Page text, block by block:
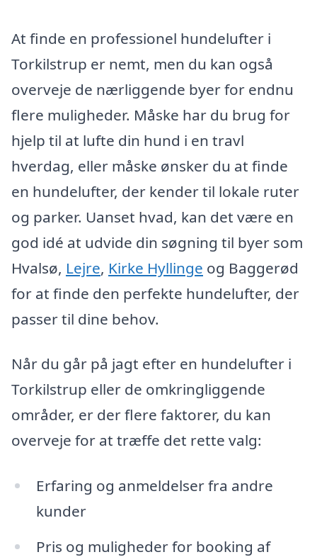
At finde en professionel hundelufter i
Torkilstrup er nemt, men du kan også
overveje de nærliggende byer for endnu
flere muligheder. Måske har du brug for
hjelp til at lufte din hund i en travl
hverdag, eller måske ønsker du at finde
en hundelufter, der kender til lokale ruter
og parker. Uanset hvad, kan det være en
god idé at udvide din søgning til byer som
Hvalsø, Lejre, Kirke Hyllinge og Baggerød
for at finde den perfekte hundelufter, der
passer til dine behov.
Når du går på jagt efter en hundelufter i
Torkilstrup eller de omkringliggende
områder, er der flere faktorer, du kan
overveje for at træffe det rette valg:
Erfaring og anmeldelser fra andre
kunder
Pris og muligheder for booking af